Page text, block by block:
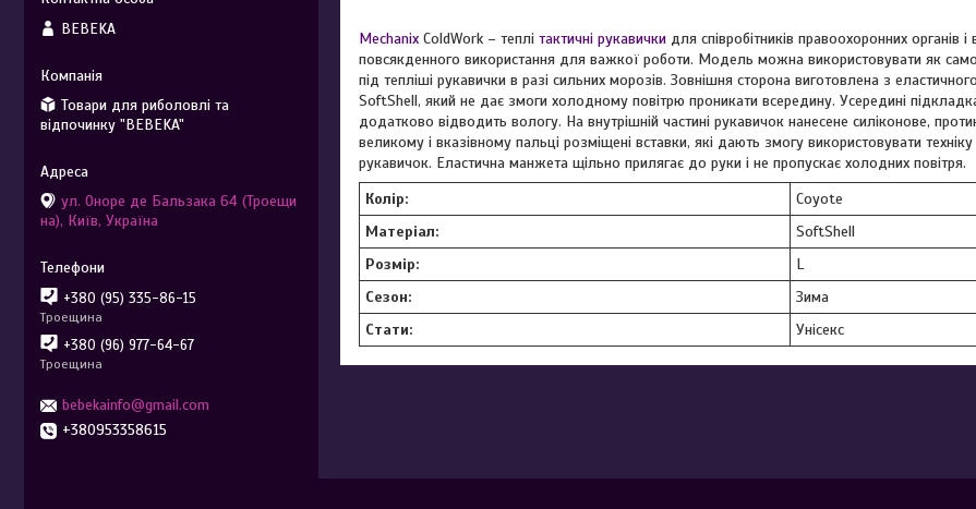
Mechanix ColdWork – теплі тактичні рукавички для співробітників правоохоронних органів
повсякденного використання для важкої роботи. Модель можна використовувати як
під тепліші рукавички в разі сильних морозів. Зовнішня сторона виготовлена з
SoftShell, який не дає змоги холодному повітрю проникати всередину. Усередині підкладка
додатково відводить вологу. На внутрішній частині рукавичок нанесене силіконове,
великому і вказівному пальці розміщені вставки, які дають змогу використовувати
рукавичок. Еластична манжета щільно прилягає до руки і не пропускає холодних повітря.
Колір:
Coyote
Матеріал:
SoftShell
Розмір:
L
Сезон:
Зима
Стати:
Унісекс
BEBEKA
Товари для риболовлі та
відпочинку "BEBEKA"
ул. Оноре де Бальзака 64 (Троещи
на), Київ, Україна
+380 (95) 335-86-15
Троещина
+380 (96) 977-64-67
Троещина
bebekainfo@gmail.com
+380953358615